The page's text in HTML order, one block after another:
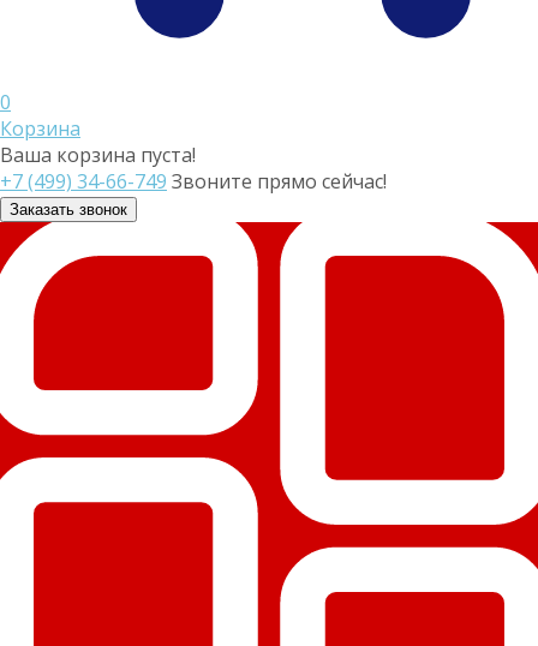
0
Корзина
Ваша корзина пуста!
+7 (499) 34-66-749 Звоните прямо сейчас!
Заказать звонок